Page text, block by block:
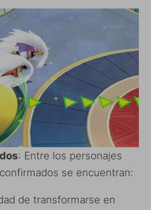
: Entre los personajes
se encuentran:
de transformarse en